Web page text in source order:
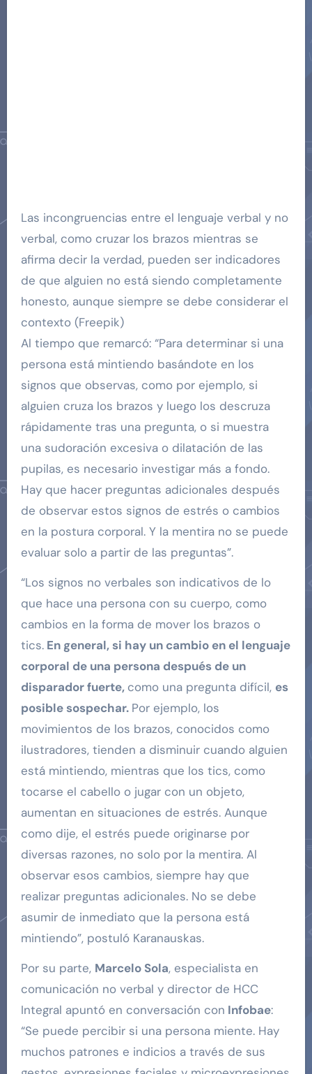
Las incongruencias entre el lenguaje verbal y no
verbal, como cruzar los brazos mientras se
afirma decir la verdad, pueden ser indicadores
de que alguien no está siendo completamente
honesto, aunque siempre se debe considerar el
contexto (Freepik)
Al tiempo que remarcó: “Para determinar si una
persona está mintiendo basándote en los
signos que observas, como por ejemplo, si
alguien cruza los brazos y luego los descruza
rápidamente tras una pregunta, o si muestra
una sudoración excesiva o dilatación de las
pupilas, es necesario investigar más a fondo.
Hay que hacer preguntas adicionales después
de observar estos signos de estrés o cambios
en la postura corporal. Y la mentira no se puede
evaluar solo a partir de las preguntas”.
“Los signos no verbales son indicativos de lo
que hace una persona con su cuerpo, como
cambios en la forma de mover los brazos o
tics.En general, si hay un cambio en el lenguaje
corporal de una persona después de un
disparador fuerte, como una pregunta difícil, es
posible sospechar. Por ejemplo, los
movimientos de los brazos, conocidos como
ilustradores, tienden a disminuir cuando alguien
está mintiendo, mientras que los tics, como
tocarse el cabello o jugar con un objeto,
aumentan en situaciones de estrés. Aunque
como dije, el estrés puede originarse por
diversas razones, no solo por la mentira. Al
observar esos cambios, siempre hay que
realizar preguntas adicionales. No se debe
asumir de inmediato que la persona está
mintiendo”, postuló Karanauskas.
Por su parte, Marcelo Sola, especialista en
comunicación no verbal y director de HCC
Integral apuntó en conversación con Infobae:
“Se puede percibir si una persona miente. Hay
muchos patrones e indicios a través de sus